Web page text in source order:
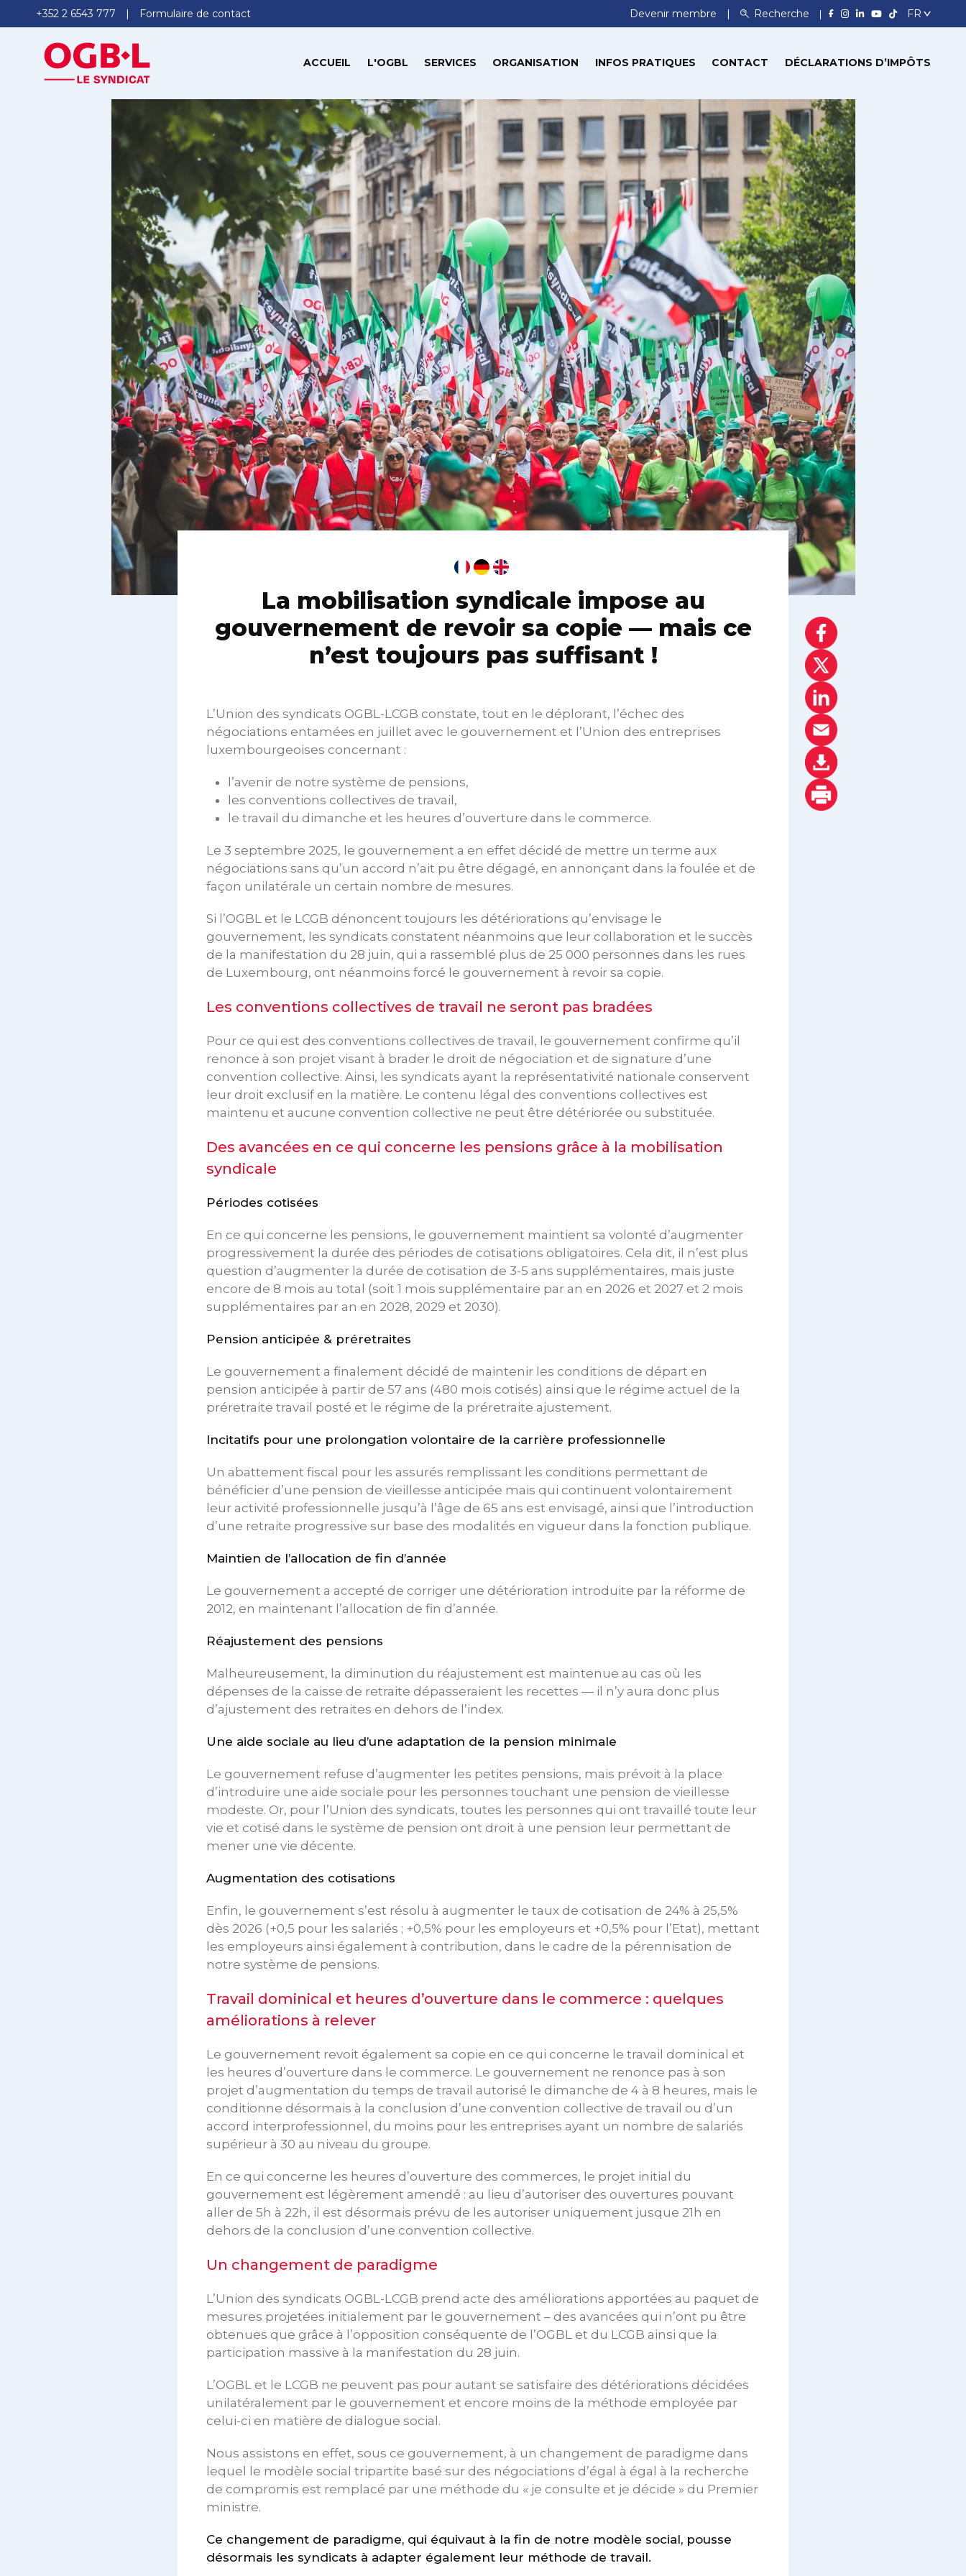
+352 2 6543 777 Formulaire de contact Devenir membre Recherche
ACCUEIL L'OGBL SERVICES ORGANISATION INFOS PRATIQUES CONTACT DÉCLARATIONS D’IMPÔTS
La mobilisation syndicale impose au
gouvernement de revoir sa copie — mais ce
n’est toujours pas suffisant !
L’Union des syndicats OGBL-LCGB constate, tout en le déplorant, l’échec des
négociations entamées en juillet avec le gouvernement et l’Union des entreprises
luxembourgeoises concernant :
l’avenir de notre système de pensions,
les conventions collectives de travail,
le travail du dimanche et les heures d’ouverture dans le commerce.
Le 3 septembre 2025, le gouvernement a en effet décidé de mettre un terme aux
négociations sans qu’un accord n’ait pu être dégagé, en annonçant dans la foulée et de
façon unilatérale un certain nombre de mesures.
Si l’OGBL et le LCGB dénoncent toujours les détériorations qu’envisage le
gouvernement, les syndicats constatent néanmoins que leur collaboration et le succès
de la manifestation du 28 juin, qui a rassemblé plus de 25 000 personnes dans les rues
de Luxembourg, ont néanmoins forcé le gouvernement à revoir sa copie.
Les conventions collectives de travail ne seront pas bradées
Pour ce qui est des conventions collectives de travail, le gouvernement confirme qu’il
renonce à son projet visant à brader le droit de négociation et de signature d’une
convention collective. Ainsi, les syndicats ayant la représentativité nationale conservent
leur droit exclusif en la matière. Le contenu légal des conventions collectives est
maintenu et aucune convention collective ne peut être détériorée ou substituée.
Des avancées en ce qui concerne les pensions grâce à la mobilisation
syndicale
Périodes cotisées
En ce qui concerne les pensions, le gouvernement maintient sa volonté d’augmenter
progressivement la durée des périodes de cotisations obligatoires. Cela dit, il n’est plus
question d’augmenter la durée de cotisation de 3-5 ans supplémentaires, mais juste
encore de 8 mois au total (soit 1 mois supplémentaire par an en 2026 et 2027 et 2 mois
supplémentaires par an en 2028, 2029 et 2030).
Pension anticipée & préretraites
Le gouvernement a finalement décidé de maintenir les conditions de départ en
pension anticipée à partir de 57 ans (480 mois cotisés) ainsi que le régime actuel de la
préretraite travail posté et le régime de la préretraite ajustement.
Incitatifs pour une prolongation volontaire de la carrière professionnelle
Un abattement fiscal pour les assurés remplissant les conditions permettant de
bénéficier d’une pension de vieillesse anticipée mais qui continuent volontairement
leur activité professionnelle jusqu’à l’âge de 65 ans est envisagé, ainsi que l’introduction
d’une retraite progressive sur base des modalités en vigueur dans la fonction publique.
Maintien de l’allocation de fin d’année
Le gouvernement a accepté de corriger une détérioration introduite par la réforme de
2012, en maintenant l’allocation de fin d’année.
Réajustement des pensions
Malheureusement, la diminution du réajustement est maintenue au cas où les
dépenses de la caisse de retraite dépasseraient les recettes — il n’y aura donc plus
d’ajustement des retraites en dehors de l’index.
Une aide sociale au lieu d’une adaptation de la pension minimale
Le gouvernement refuse d’augmenter les petites pensions, mais prévoit à la place
d’introduire une aide sociale pour les personnes touchant une pension de vieillesse
modeste. Or, pour l’Union des syndicats, toutes les personnes qui ont travaillé toute leur
vie et cotisé dans le système de pension ont droit à une pension leur permettant de
mener une vie décente.
Augmentation des cotisations
Enfin, le gouvernement s’est résolu à augmenter le taux de cotisation de 24% à 25,5%
dès 2026 (+0,5 pour les salariés ; +0,5% pour les employeurs et +0,5% pour l’Etat), mettant
les employeurs ainsi également à contribution, dans le cadre de la pérennisation de
notre système de pensions.
Travail dominical et heures d’ouverture dans le commerce : quelques
améliorations à relever
Le gouvernement revoit également sa copie en ce qui concerne le travail dominical et
les heures d’ouverture dans le commerce. Le gouvernement ne renonce pas à son
projet d’augmentation du temps de travail autorisé le dimanche de 4 à 8 heures, mais le
conditionne désormais à la conclusion d’une convention collective de travail ou d’un
accord interprofessionnel, du moins pour les entreprises ayant un nombre de salariés
supérieur à 30 au niveau du groupe.
En ce qui concerne les heures d’ouverture des commerces, le projet initial du
gouvernement est légèrement amendé : au lieu d’autoriser des ouvertures pouvant
aller de 5h à 22h, il est désormais prévu de les autoriser uniquement jusque 21h en
dehors de la conclusion d’une convention collective.
Un changement de paradigme
L’Union des syndicats OGBL-LCGB prend acte des améliorations apportées au paquet de
mesures projetées initialement par le gouvernement – des avancées qui n’ont pu être
obtenues que grâce à l’opposition conséquente de l’OGBL et du LCGB ainsi que la
participation massive à la manifestation du 28 juin.
L’OGBL et le LCGB ne peuvent pas pour autant se satisfaire des détériorations décidées
unilatéralement par le gouvernement et encore moins de la méthode employée par
celui-ci en matière de dialogue social.
Nous assistons en effet, sous ce gouvernement, à un changement de paradigme dans
lequel le modèle social tripartite basé sur des négociations d’égal à égal à la recherche
de compromis est remplacé par une méthode du « je consulte et je décide » du Premier
ministre.
Ce changement de paradigme, qui équivaut à la fin de notre modèle social, pousse
désormais les syndicats à adapter également leur méthode de travail.